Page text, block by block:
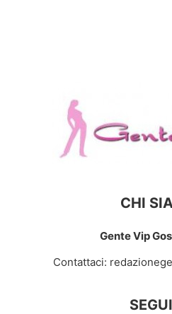
CHI
Gente Vip
Contattaci: